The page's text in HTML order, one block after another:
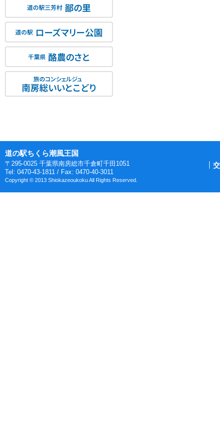
道の駅三芳村 鄙の里
道の駅 ローズマリー公園
千葉県 酪農のさと
旅のコンシェルジュ
南房総いいとこどり
道の駅ちくら潮風王国
〒295-0025 千葉県南房総市千倉町千田1051
Tel: 0470-43-1811 / Fax: 0470-40-3011
Copyright © 2013 Shiokazeoukoku All Rights Reserved.